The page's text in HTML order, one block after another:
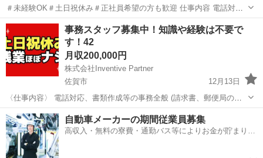
＃未経験OK＃土日祝休み＃正社員希望の方も歓迎 仕事内容 電話対
応、書類作成等の事務全般 (請求書、郵便局の仕分け、備品管理、報告
書等) 時期によりメイン業務は異なります！ まずは1年を通して、仕事
の流れやメイ...
佐賀 神埼市 一般事務 オフィスワーク
事務スタッフ募集中！知識や経験は不要で
す！42
月収200,000円
株式会社Inventive Partner
佐賀市
12月13日
〈仕事内容〉 電話対応、書類作成等の事務全般 (請求書、郵便局の仕
分け、備品管理、報告書等) 時期によりメイン業務は異なります！ ま
ずは1年を通して、仕事の流れやメイン業務を教えます！ 〈勤務時
間〉 11:0...
佐賀 佐賀市 一般事務
自動車メーカーの期間従業員募集
高収入・無料の寮費・通勤バス等によりお金が貯まりや